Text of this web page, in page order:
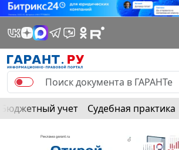
Бюджетный учет Судебная практика